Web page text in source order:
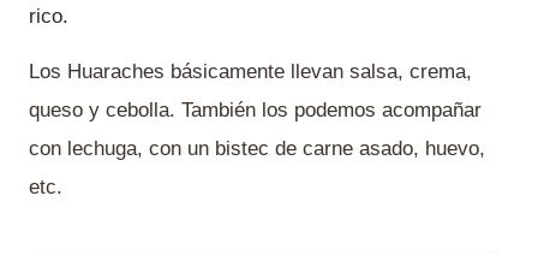
rico.
Los Huaraches básicamente llevan salsa, crema,
queso y cebolla. También los podemos acompañar
con lechuga, con un bistec de carne asado, huevo,
etc.